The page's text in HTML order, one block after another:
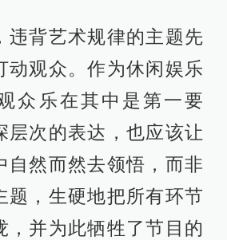
违背艺术规律的主题先
动观众。作为休闲娱乐
众乐在其中是第一要
层次的表达，也应该让
自然而然去领悟，而非
题，生硬地把所有环节
，并为此牺牲了节目的